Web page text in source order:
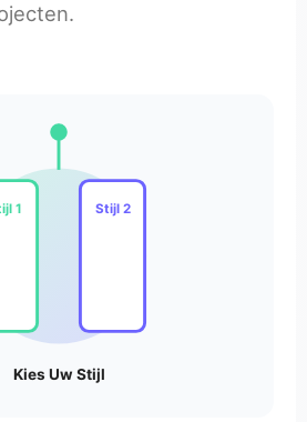
1 Stijl 2
Kies Uw Stijl